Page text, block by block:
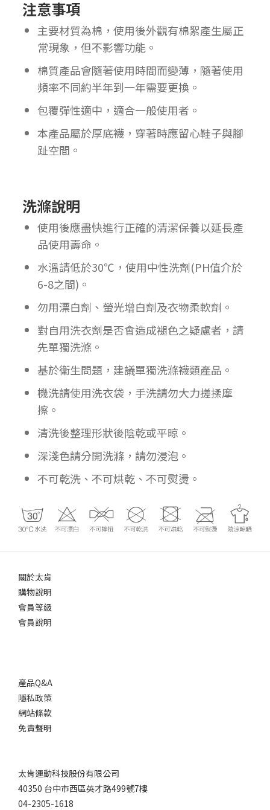
注意事項
主要材質為棉，使用後外觀有棉絮產生屬正
常現象，但不影響功能。
棉質產品會隨著使用時間而變薄，隨著使用
頻率不同約半年到一年需要更換。
包覆彈性適中，適合一般使用者。
本產品屬於厚底襪，穿著時應留心鞋子與腳
趾空間。
洗滌說明
使用後應盡快進行正確的清潔保養以延長產
品使用壽命。
水溫請低於30℃，使用中性洗劑(PH值介於
6-8之間)。
勿用漂白劑、螢光增白劑及衣物柔軟劑。
對自用洗衣劑是否會造成褪色之疑慮者，請
先單獨洗滌。
基於衛生問題，建議單獨洗滌襪類產品。
機洗請使用洗衣袋，手洗請勿大力搓揉摩
擦。
清洗後整理形狀後陰乾或平晾。
深淺色請分開洗滌，請勿浸泡。
不可乾洗、不可烘乾、不可熨燙。
關於太肯
購物說明
會員等級
會員說明
產品Q&A
隱私政策
網站條款
免責聲明
太肯運動科技股份有限公司
40350 台中市西區英才路499號7樓
04-2305-1618